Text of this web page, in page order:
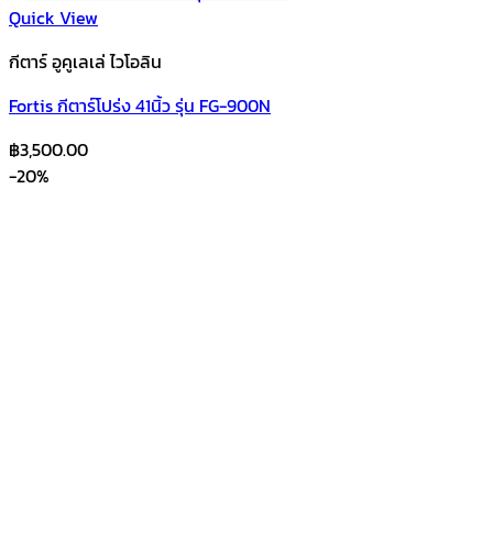
Quick View
กีตาร์ อูคูเลเล่ ไวโอลิน
Fortis กีตาร์โปร่ง 41นิ้ว รุ่น FG-900N
฿3,500.00
-20%